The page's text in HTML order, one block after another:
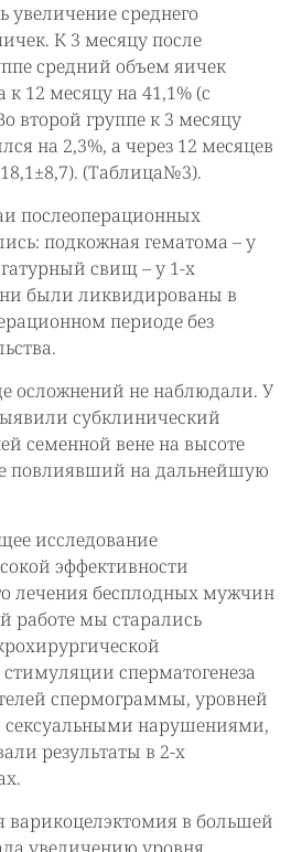
увеличение среднего
К 3 месяцу после
средний объем яичек
12 месяцу на 41,1% (с
второй группе к 3 месяцу
на 2,3%, а через 12 месяцев
(Таблица№3).
послеоперационных
подкожная гематома – у
свищ – у 1-х
были ликвидированы в
периоде без
осложнений не наблюдали. У
субклинический
семенной вене на высоте
повлиявший на дальнейшую
исследование
эффективности
лечения бесплодных мужчин
работе мы старались
сперматогенеза
спермограммы, уровней
нарушениями,
результаты в 2-х
варикоцелэктомия в большей